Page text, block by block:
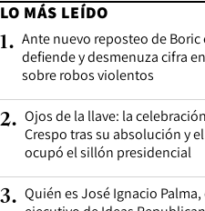
LO MÁS LEÍDO
1. Ante nuevo reposteo de Boric
defiende y desmenuza cifra
sobre robos violentos
2. Ojos de la llave: la
Crespo tras su absolución y
ocupó el sillón presidencial
3. Quién es José Ignacio